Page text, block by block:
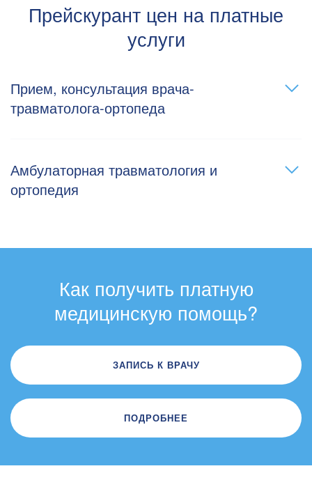
Прейскурант цен на платные
услуги
Прием, консультация врача-
травматолога-ортопеда
Амбулаторная травматология и
ортопедия
Как получить платную
медицинскую помощь?
ЗАПИСЬ К ВРАЧУ
ПОДРОБНЕЕ